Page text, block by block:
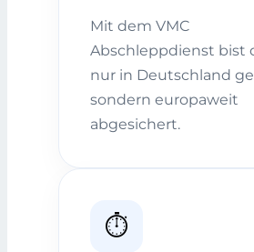
Mit dem VMC
Abschleppdienst bist
nur in Deutschland
sondern europaweit
abgesichert.
⏱️